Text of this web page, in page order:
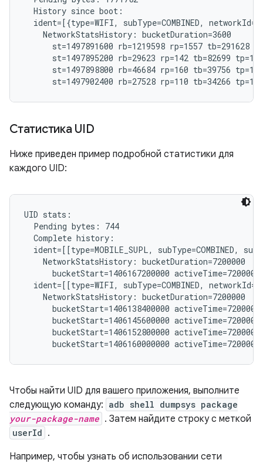
  History since boot:
ident=[{type=WIFI, subType=COMBINED,
    NetworkStatsHistory: bucketDuration=3600
st=1497891600 rb=1219598 rp=1557 tb=291628
st=1497895200 rb=29623 rp=142 tb=82699
st=1497898800 rb=46684 rp=160 tb=39756
Статистика UID
Ниже приведен пример подробной статистики для
каждого UID:
UID stats:
  Pending bytes: 744
  Complete history:
ident=[[type=MOBILE_SUPL, subType=COMBINED,
    NetworkStatsHistory: bucketDuration=7200000
bucketStart=1406167200000
ident=[[type=WIFI, subType=COMBINED,
    NetworkStatsHistory: bucketDuration=7200000
bucketStart=1406138400000
bucketStart=1406145600000
bucketStart=1406152800000
Чтобы найти UID для вашего приложения, выполните
следующую команду: adb shell dumpsys package
your-package-name . Затем найдите строку с меткой
userId .
Например, чтобы узнать об использовании сети